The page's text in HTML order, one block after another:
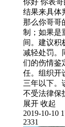
你好 你表
结果来具体
那么你哥哥
制；如果是
间。建议积
减轻处罚。
们的伤情鉴
任。组织开
三年以下。
不受法律保
展开 收起
2019-10-10
2331